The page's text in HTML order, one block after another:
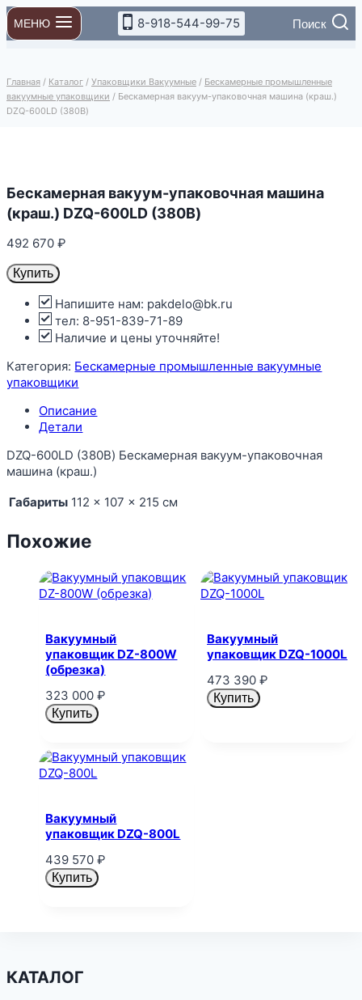
Перейти
к
содержимому
МЕНЮ 8-918-544-99-75 Поиск
Главная / Каталог / Упаковщики Вакуумные / Бескамерные промышленные
вакуумные упаковщики / Бескамерная вакуум-упаковочная машина (краш.)
DZQ-600LD (380В)
Бескамерная вакуум-упаковочная машина
(краш.) DZQ-600LD (380В)
492 670₽
Купить
Напишите нам: pakdelo@bk.ru
тел: 8-951-839-71-89
Наличие и цены уточняйте!
Категория: Бескамерные промышленные вакуумные
упаковщики
Описание
Детали
DZQ-600LD (380В) Бескамерная вакуум-упаковочная
машина (краш.)
Габариты 112 × 107 × 215 см
Похожие
Вакуумный
упаковщик DZ-800W
(обрезка)
323 000₽
Купить
Вакуумный
упаковщик DZQ-1000L
473 390 ₽
Купить
Вакуумный
упаковщик DZQ-800L
439 570₽
Купить
КАТАЛОГ